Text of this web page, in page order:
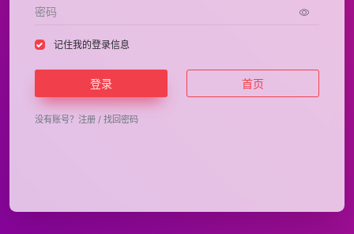
记住我的登录信息
登录 首页
没有账号？ 注册 / 找回密码